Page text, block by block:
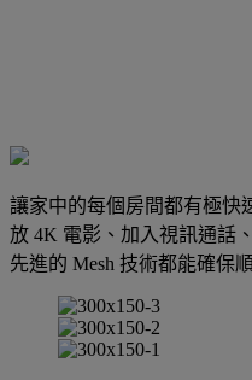
讓家中的每個房間都有極快
放 4K 電影、加入視訊通話
先進的 Mesh 技術都能確保